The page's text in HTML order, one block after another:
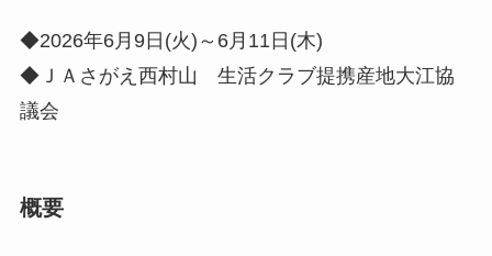
◆2026年6月9日(火)～6月11日(木)
◆ＪＡさがえ西村山 生活クラブ提携産地大江協
議会
概要